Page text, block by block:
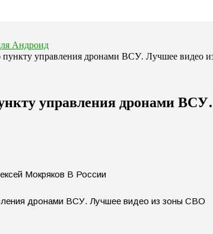
Андроид
пункту управления дронами ВСУ. Лучшее видео
управления дронами
Мокряков В России